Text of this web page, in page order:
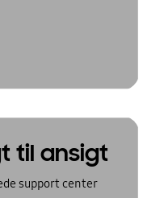
til ansigt
support center